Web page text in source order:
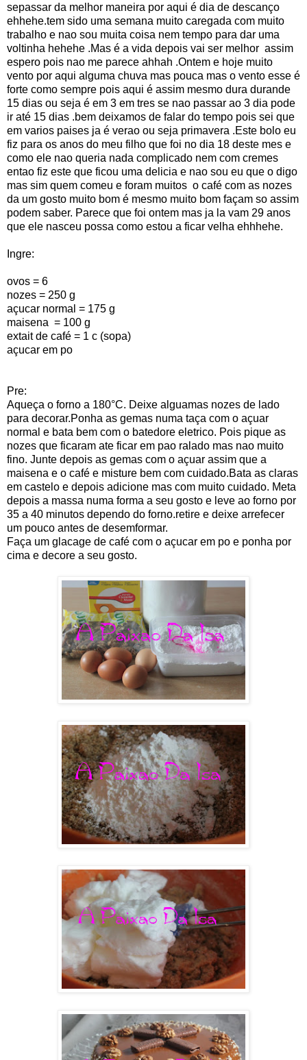
sepassar da melhor maneira por aqui é dia de descanço
ehhehe.tem sido uma semana muito caregada com muito
trabalho e nao sou muita coisa nem tempo para dar uma
voltinha hehehe .Mas é a vida depois vai ser melhor assim
espero pois nao me parece ahhah .Ontem e hoje muito
vento por aqui alguma chuva mas pouca mas o vento esse é
forte como sempre pois aqui é assim mesmo dura durande
15 dias ou seja é em 3 em tres se nao passar ao 3 dia pode
ir até 15 dias .bem deixamos de falar do tempo pois sei que
em varios paises ja é verao ou seja primavera .Este bolo eu
fiz para os anos do meu filho que foi no dia 18 deste mes e
como ele nao queria nada complicado nem com cremes
entao fiz este que ficou uma delicia e nao sou eu que o digo
mas sim quem comeu e foram muitos o café com as nozes
da um gosto muito bom é mesmo muito bom façam so assim
podem saber. Parece que foi ontem mas ja la vam 29 anos
que ele nasceu possa como estou a ficar velha ehhhehe.
Ingre:
ovos = 6
nozes = 250 g
açucar normal = 175 g
maisena = 100 g
extait de café = 1 c (sopa)
açucar em po
Pre:
Aqueça o forno a 180°C. Deixe alguamas nozes de lado
para decorar.Ponha as gemas numa taça com o açuar
normal e bata bem com o batedore eletrico. Pois pique as
nozes que ficaram ate ficar em pao ralado mas nao muito
fino. Junte depois as gemas com o açuar assim que a
maisena e o café e misture bem com cuidado.Bata as claras
em castelo e depois adicione mas com muito cuidado. Meta
depois a massa numa forma a seu gosto e leve ao forno por
35 a 40 minutos dependo do forno.retire e deixe arrefecer
um pouco antes de desemformar.
Faça um glacage de café com o açucar em po e ponha por
cima e decore a seu gosto.